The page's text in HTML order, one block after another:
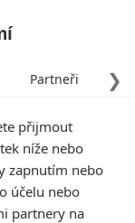
❯
Partneři
přijmout
níže nebo
zapnutím nebo
účelu nebo
partnery na